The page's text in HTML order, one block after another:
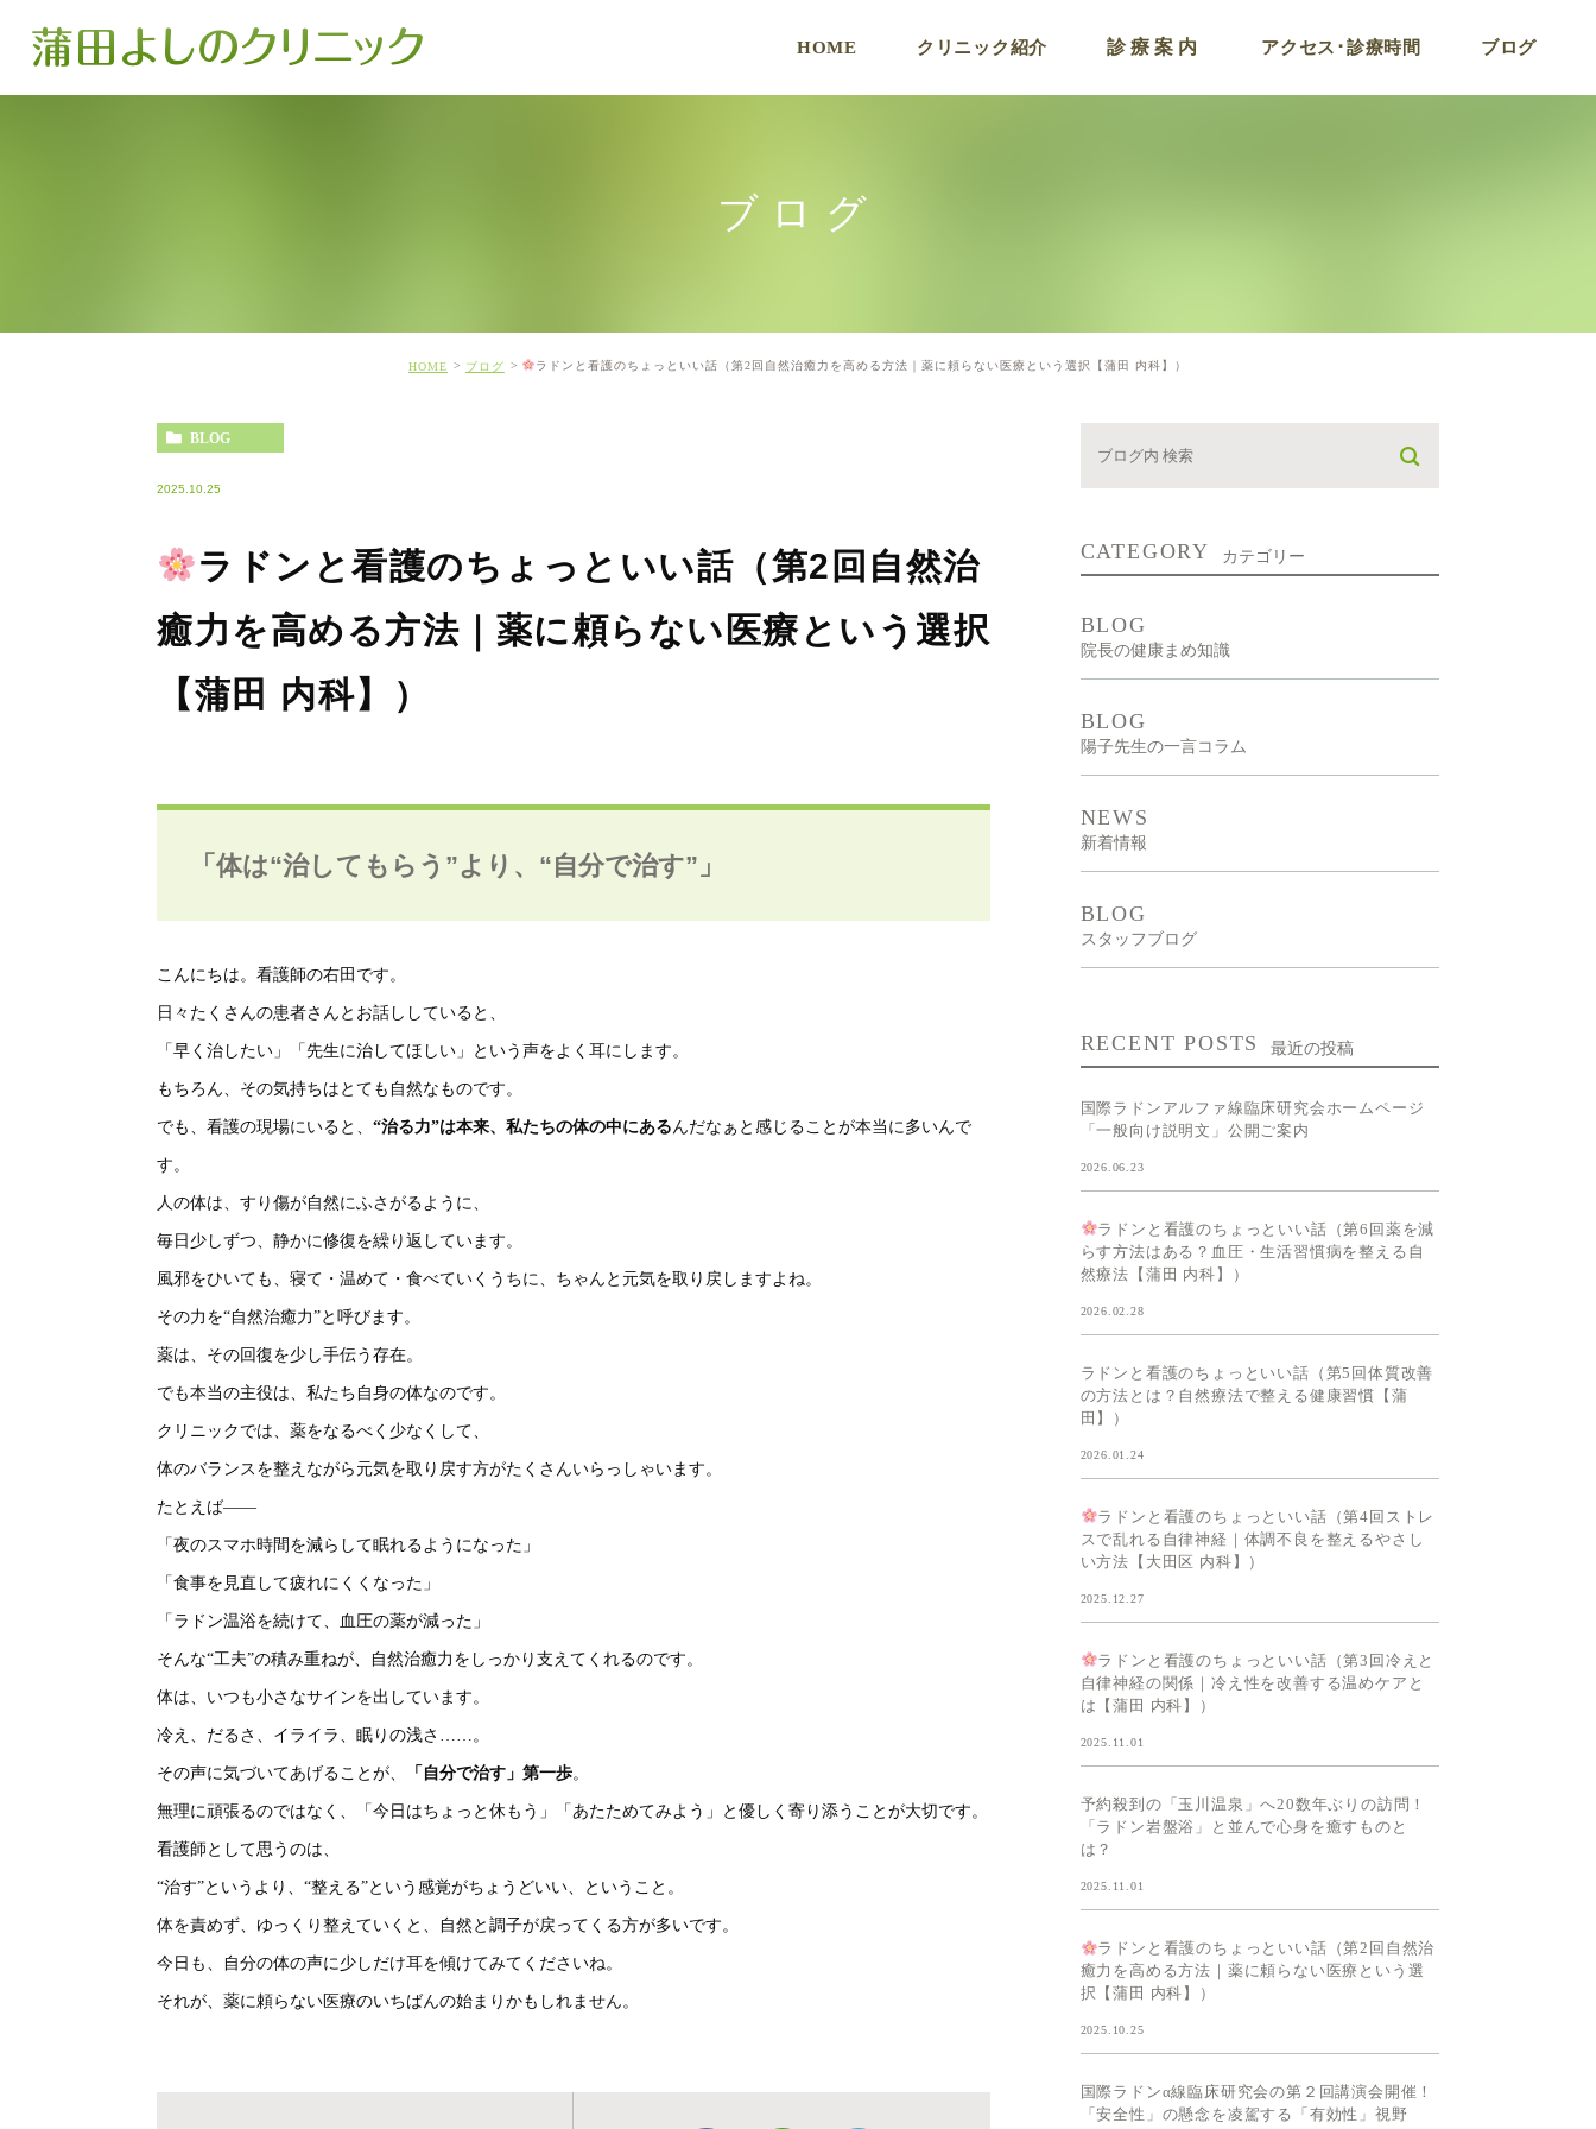
HOME クリニック紹介 診療案内
新型出生前診断
アクセス･診療時間 ブログ
ブログ
HOME ブログ ラドンと看護のちょっといい話（第2回自然治癒力を高める方法｜薬に頼らない医療という選択【蒲田 内科】）
BLOG
2025.10.25
ラドンと看護のちょっといい話（第2回自然治
癒力を高める方法｜薬に頼らない医療という選択
【蒲田 内科】）
「体は“治してもらう”より、“自分で治す”」
こんにちは。看護師の右田です。
日々たくさんの患者さんとお話ししていると、
「早く治したい」「先生に治してほしい」という声をよく耳にします。
もちろん、その気持ちはとても自然なものです。
でも、看護の現場にいると、 “治る力”は本来、私たちの体の中にあるんだなぁと感じることが本当に多いんで
す。
人の体は、すり傷が自然にふさがるように、
毎日少しずつ、静かに修復を繰り返しています。
風邪をひいても、寝て・温めて・食べていくうちに、ちゃんと元気を取り戻しますよね。
その力を“自然治癒力”と呼びます。
薬は、その回復を少し手伝う存在。
でも本当の主役は、私たち自身の体なのです。
クリニックでは、薬をなるべく少なくして、
体のバランスを整えながら元気を取り戻す方がたくさんいらっしゃいます。
たとえば——
「夜のスマホ時間を減らして眠れるようになった」
「食事を見直して疲れにくくなった」
「ラドン温浴を続けて、血圧の薬が減った」
そんな“工夫”の積み重ねが、自然治癒力をしっかり支えてくれるのです。
体は、いつも小さなサインを出しています。
冷え、だるさ、イライラ、眠りの浅さ……。
その声に気づいてあげることが、 「自分で治す」第一歩。
無理に頑張るのではなく、「今日はちょっと休もう」「あたためてみよう」と優しく寄り添うことが大切です。
看護師として思うのは、
“治す”というより、“整える”という感覚がちょうどいい、ということ。
体を責めず、ゆっくり整えていくと、自然と調子が戻ってくる方が多いです。
今日も、自分の体の声に少しだけ耳を傾けてみてくださいね。
それが、薬に頼らない医療のいちばんの始まりかもしれません。
CATEGORY カテゴリー
BLOG
院長の健康まめ知識
BLOG
陽子先生の一言コラム
NEWS
新着情報
BLOG
スタッフブログ
RECENT POSTS 最近の投稿
国際ラドンアルファ線臨床研究会ホームページ
「一般向け説明文」公開ご案内
2026.06.23
ラドンと看護のちょっといい話（第6回薬を減
らす方法はある？血圧・生活習慣病を整える自
然療法【蒲田 内科】）
2026.02.28
ラドンと看護のちょっといい話（第5回体質改善
の方法とは？自然療法で整える健康習慣【蒲
田】）
2026.01.24
ラドンと看護のちょっといい話（第4回ストレ
スで乱れる自律神経｜体調不良を整えるやさし
い方法【大田区 内科】）
2025.12.27
ラドンと看護のちょっといい話（第3回冷えと
自律神経の関係｜冷え性を改善する温めケアと
は【蒲田 内科】）
2025.11.01
予約殺到の「玉川温泉」へ20数年ぶりの訪問！
「ラドン岩盤浴」と並んで心身を癒すものと
は？
2025.11.01
ラドンと看護のちょっといい話（第2回自然治
癒力を高める方法｜薬に頼らない医療という選
択【蒲田 内科】）
2025.10.25
国際ラドンα線臨床研究会の第２回講演会開催！
「安全性」の懸念を凌駕する「有効性」視野